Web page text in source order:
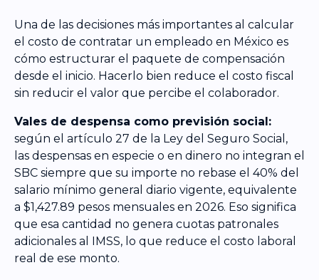
Una de las decisiones más importantes al calcular
el costo de contratar un empleado en México es
cómo estructurar el paquete de compensación
desde el inicio. Hacerlo bien reduce el costo fiscal
sin reducir el valor que percibe el colaborador.
Vales de despensa como previsión social:
según el artículo 27 de la Ley del Seguro Social,
las despensas en especie o en dinero no integran el
SBC siempre que su importe no rebase el 40% del
salario mínimo general diario vigente, equivalente
a $1,427.89 pesos mensuales en 2026. Eso significa
que esa cantidad no genera cuotas patronales
adicionales al IMSS, lo que reduce el costo laboral
real de ese monto.